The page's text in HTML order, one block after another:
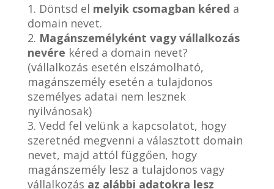
1. Döntsd el melyik csomagban kéred a
domain nevet.
2. Magánszemélyként vagy vállalkozás
nevére kéred a domain nevet?
(vállalkozás esetén elszámolható,
magánszemély esetén a tulajdonos
személyes adatai nem lesznek
nyilvánosak)
3. Vedd fel velünk a kapcsolatot, hogy
szeretnéd megvenni a választott domain
nevet, majd attól függően, hogy
magánszemély lesz a tulajdonos vagy
vállalkozás az alábbi adatokra lesz